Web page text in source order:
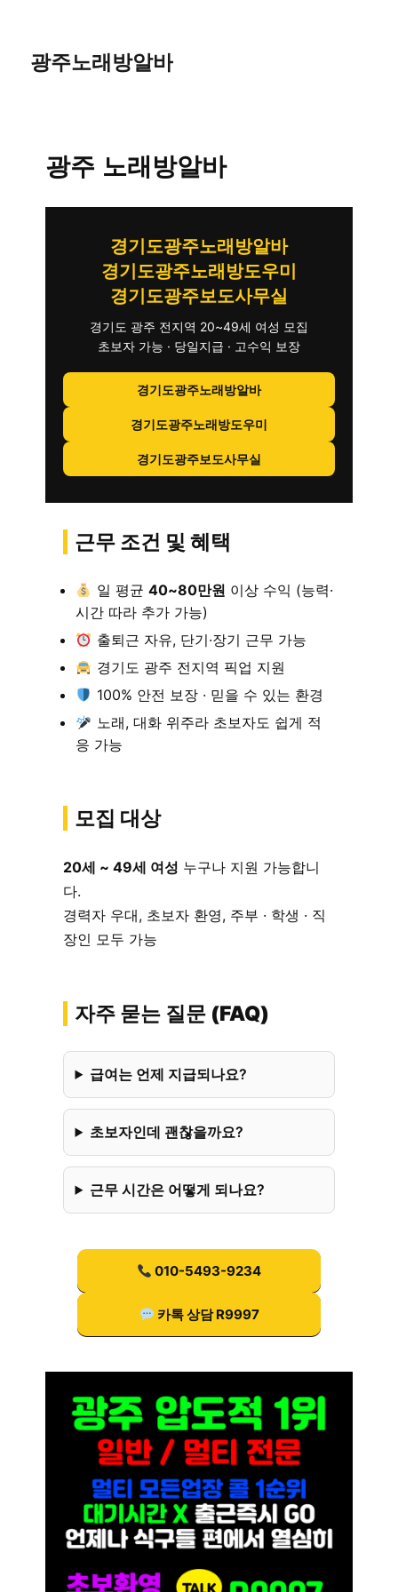
광주노래방알바
광주 노래방알바
경기도광주노래방알바
경기도광주노래방도우미
경기도광주보도사무실
경기도 광주 전지역 20~49세 여성 모집
초보자 가능 · 당일지급 · 고수익 보장
경기도광주노래방알바
경기도광주노래방도우미
경기도광주보도사무실
근무 조건 및 혜택
일 평균 40~80만원 이상 수익 (능력·
시간 따라 추가 가능)
출퇴근 자유, 단기·장기 근무 가능
경기도 광주 전지역 픽업 지원
100% 안전 보장 · 믿을 수 있는 환경
노래, 대화 위주라 초보자도 쉽게 적
응 가능
모집 대상
20세 ~ 49세 여성 누구나 지원 가능합니
다.
경력자 우대, 초보자 환영, 주부 · 학생 · 직
장인 모두 가능
자주 묻는 질문 (FAQ)
급여는 언제 지급되나요?
초보자인데 괜찮을까요?
근무 시간은 어떻게 되나요?
010-5493-9234
카톡 상담 R9997